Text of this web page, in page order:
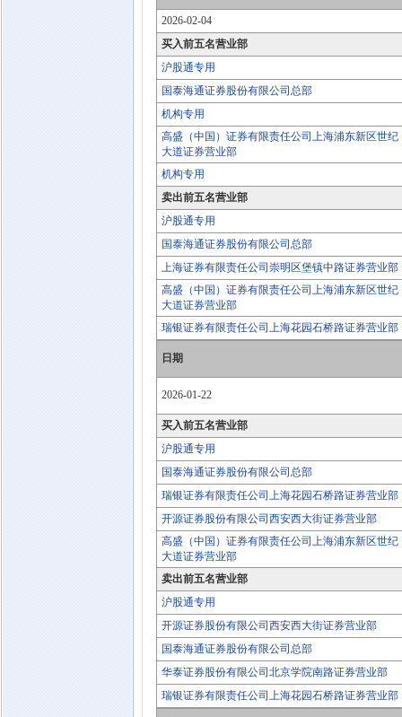
2026-02-04
买入前五名营业部
沪股通专用
国泰海通证券股份有限公司总部
机构专用
高盛（中国）证券有限责任公司上海浦东新区世纪
大道证券营业部
机构专用
卖出前五名营业部
沪股通专用
国泰海通证券股份有限公司总部
上海证券有限责任公司崇明区堡镇中路证券营业部
高盛（中国）证券有限责任公司上海浦东新区世纪
大道证券营业部
瑞银证券有限责任公司上海花园石桥路证券营业部
日期
2026-01-22
买入前五名营业部
沪股通专用
国泰海通证券股份有限公司总部
瑞银证券有限责任公司上海花园石桥路证券营业部
开源证券股份有限公司西安西大街证券营业部
高盛（中国）证券有限责任公司上海浦东新区世纪
大道证券营业部
卖出前五名营业部
沪股通专用
开源证券股份有限公司西安西大街证券营业部
国泰海通证券股份有限公司总部
华泰证券股份有限公司北京学院南路证券营业部
瑞银证券有限责任公司上海花园石桥路证券营业部